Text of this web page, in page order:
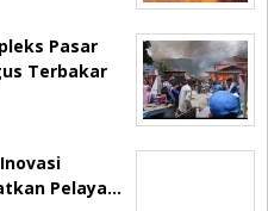
Pasar
Terbakar
Pelaya…